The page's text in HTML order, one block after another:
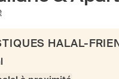
HALAL-